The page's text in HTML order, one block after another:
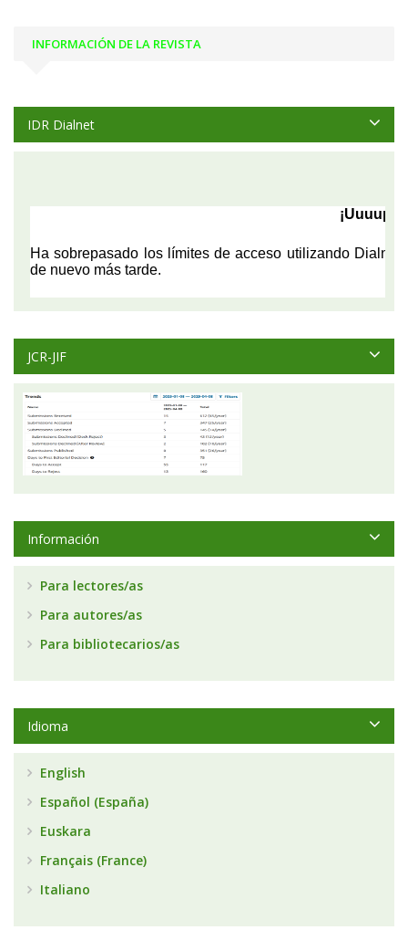
INFORMACIÓN DE LA REVISTA
IDR Dialnet
JCR-JIF
Información
Para lectores/as
Para autores/as
Para bibliotecarios/as
Idioma
English
Español (España)
Euskara
Français (France)
Italiano